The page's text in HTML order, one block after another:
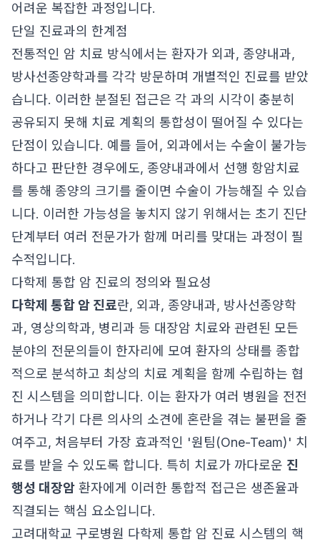
어려운 복잡한 과정입니다.
단일 진료과의 한계점
전통적인 암 치료 방식에서는 환자가 외과, 종양내과,
방사선종양학과를 각각 방문하며 개별적인 진료를 받았
습니다. 이러한 분절된 접근은 각 과의 시각이 충분히
공유되지 못해 치료 계획의 통합성이 떨어질 수 있다는
단점이 있습니다. 예를 들어, 외과에서는 수술이 불가능
하다고 판단한 경우에도, 종양내과에서 선행 항암치료
를 통해 종양의 크기를 줄이면 수술이 가능해질 수 있습
니다. 이러한 가능성을 놓치지 않기 위해서는 초기 진단
단계부터 여러 전문가가 함께 머리를 맞대는 과정이 필
수적입니다.
다학제 통합 암 진료의 정의와 필요성
다학제 통합 암 진료란, 외과, 종양내과, 방사선종양학
과, 영상의학과, 병리과 등 대장암 치료와 관련된 모든
분야의 전문의들이 한자리에 모여 환자의 상태를 종합
적으로 분석하고 최상의 치료 계획을 함께 수립하는 협
진 시스템을 의미합니다. 이는 환자가 여러 병원을 전전
하거나 각기 다른 의사의 소견에 혼란을 겪는 불편을 줄
여주고, 처음부터 가장 효과적인 '원팀(One-Team)' 치
료를 받을 수 있도록 합니다. 특히 치료가 까다로운 진
행성 대장암 환자에게 이러한 통합적 접근은 생존율과
직결되는 핵심 요소입니다.
고려대학교 구로병원 다학제 통합 암 진료 시스템의 핵